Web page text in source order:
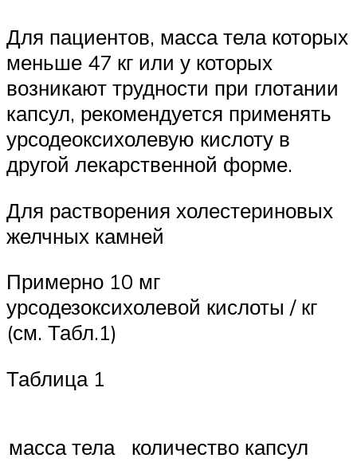
Для пациентов, масса тела которых
меньше 47 кг или у которых
возникают трудности при глотании
капсул, рекомендуется применять
урсодеоксихолевую кислоту в
другой лекарственной форме.
Для растворения холестериновых
желчных камней
Примерно 10 мг
урсодезоксихолевой кислоты / кг
(см. Табл.1)
Таблица 1
масса тела количество капсул